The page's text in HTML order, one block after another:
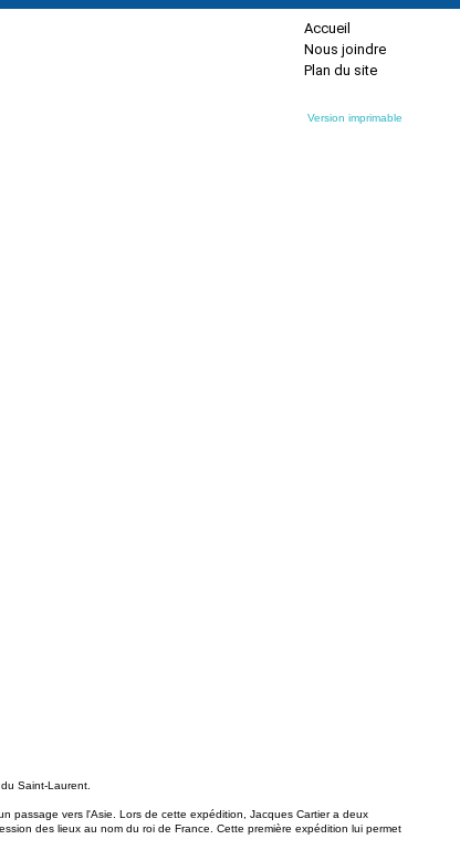
Accueil
Nous joindre
Plan du site
Version imprimable
Saint-Laurent.
passage vers l'Asie. Lors de cette expédition, Jacques Cartier a deux
des lieux au nom du roi de France. Cette première expédition lui permet